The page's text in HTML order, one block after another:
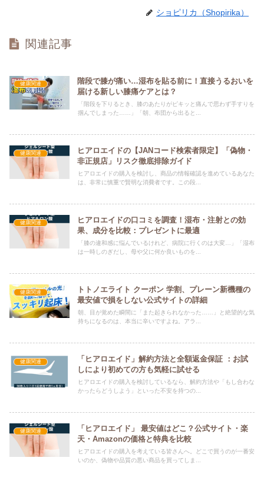
ショピリカ（Shopirika）
関連記事
健康関連
階段で膝が痛い…湿布を貼る前に！直接うるおいを
届ける新しい膝痛ケアとは？
「階段を下りるとき、膝のあたりがピキッと痛んで思わず手すりを
掴んでしまった……」「朝、布団から出ると...
健康関連
ヒアロエイドの【JANコード検索者限定】「偽物・
非正規店」リスク徹底排除ガイド
ヒアロエイドの購入を検討し、商品の情報確認を進めているあなた
は、非常に慎重で賢明な消費者です。この段...
健康関連
ヒアロエイドの口コミを調査！湿布・注射との効
果、成分を比較：プレゼントに最適
「膝の違和感に悩んでいるけれど、病院に行くのは大変…」「湿布
は一時しのぎだし、母や父に何か良いものを...
健康関連
トトノエライト クーポン 学割、プレーン新機種の
最安値で損をしない公式サイトの詳細
朝、目が覚めた瞬間に「また起きられなかった……」と絶望的な気
持ちになるのは、本当に辛いですよね。アラ...
健康関連
「ヒアロエイド」解約方法と全額返金保証 ：お試
しにより初めての方も気軽に試せる
ヒアロエイドの購入を検討しているなら、解約方法や「もし合わな
かったらどうしよう」といった不安を持つの...
健康関連
「ヒアロエイド」 最安値はどこ？公式サイト・楽
天・Amazonの価格と特典を比較
ヒアロエイドの購入を考えている皆さんへ。どこで買うのが一番安
いのか、偽物や品質の悪い商品を買ってしま...